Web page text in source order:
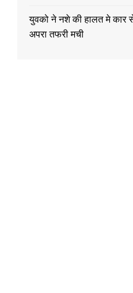
युवको ने नशे की हालत मे कार
अपरा तफरी मची